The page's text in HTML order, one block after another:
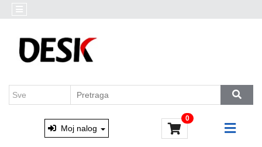
Moj nalog
0
Kategorije
Prenosni
računari
Brendovi
Outlet
AKCIJA
Marvo